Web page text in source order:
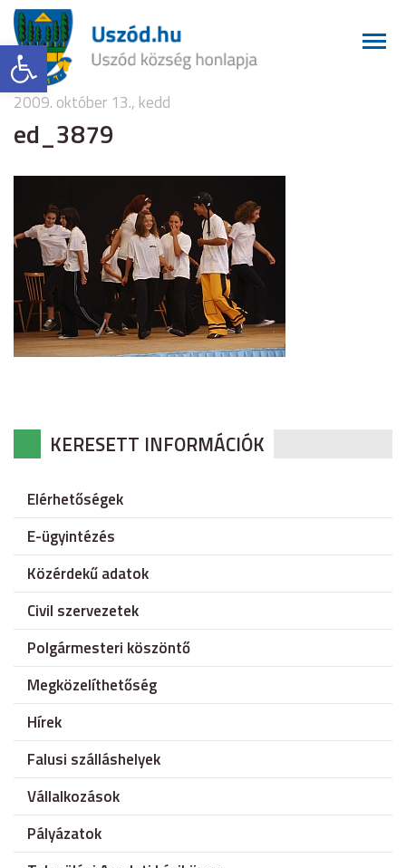
Eszköztár megnyitása
2009. október 13., kedd
ed_3879
KERESETT INFORMÁCIÓK
Elérhetőségek
E-ügyintézés
Közérdekű adatok
Civil szervezetek
Polgármesteri köszöntő
Megközelíthetőség
Hírek
Falusi szálláshelyek
Vállalkozások
Pályázatok